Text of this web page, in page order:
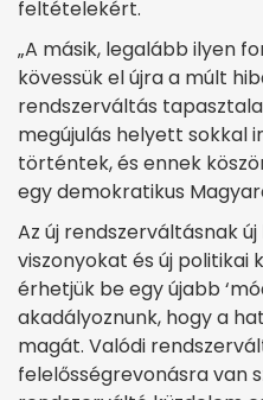
feltételekért.
„A másik, legalább ilyen
kövessük el újra a múlt
rendszerváltás
megújulás helyett sokkal
történtek, és ennek
egy demokratikus
Az új rendszerváltásnak
viszonyokat és új politikai
érhetjük be egy újabb
akadályoznunk, hogy a
magát. Valódi
felelősségrevonásra van